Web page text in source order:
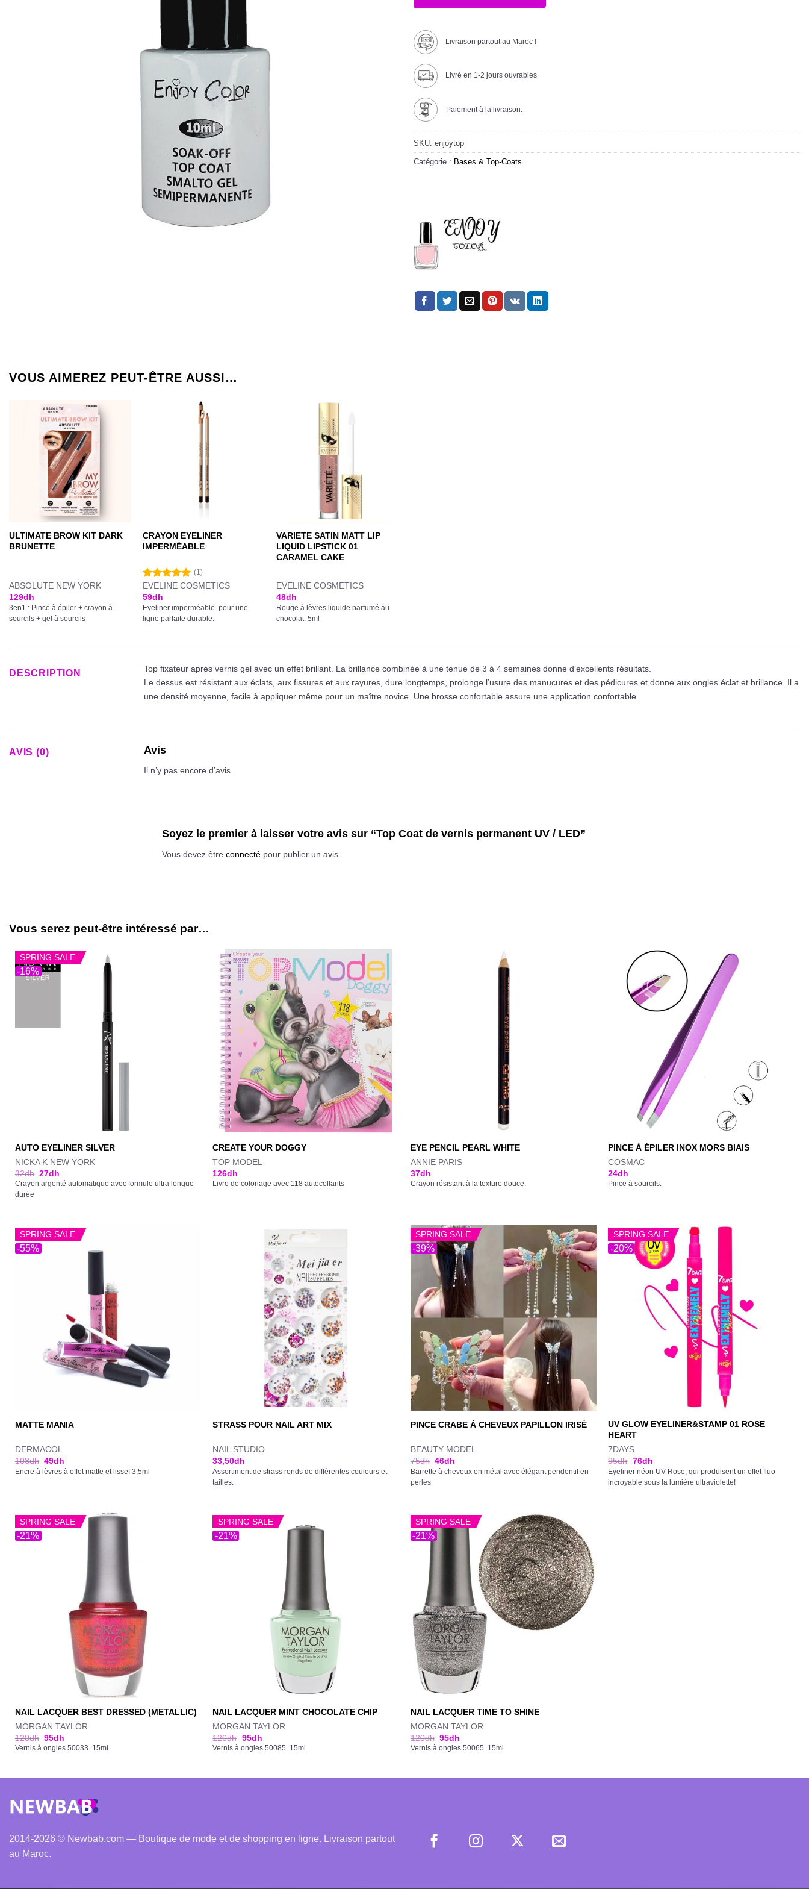
Livraison partout au Maroc !
Livré en 1-2 jours ouvrables
Paiement à la livraison.
SKU: enjoytop
Catégorie : Bases & Top-Coats
VOUS AIMEREZ PEUT-ÊTRE AUSSI…
ULTIMATE BROW KIT DARK
BRUNETTE
ABSOLUTE NEW YORK
129dh
3en1 : Pince à épiler + crayon à
sourcils + gel à sourcils
CRAYON EYELINER
IMPERMÉABLE
Note5.00
sur 5
(1)
EVELINE COSMETICS
59dh
Eyeliner imperméable. pour une
ligne parfaite durable.
VARIETE SATIN MATT LIP
LIQUID LIPSTICK 01
CARAMEL CAKE
EVELINE COSMETICS
48dh
Rouge à lèvres liquide parfumé au
chocolat. 5ml
DESCRIPTION
Top fixateur après vernis gel avec un effet brillant. La brillance combinée à une tenue de 3 à 4 semaines donne d’excellents résultats.
Le dessus est résistant aux éclats, aux fissures et aux rayures, dure longtemps, prolonge l’usure des manucures et des pédicures et donne aux ongles éclat et brillance. Il a
une densité moyenne, facile à appliquer même pour un maître novice. Une brosse confortable assure une application confortable.
AVIS (0) Avis
Il n’y pas encore d’avis.
Soyez le premier à laisser votre avis sur “Top Coat de vernis permanent UV / LED”
Vous devez être connecté pour publier un avis.
Vous serez peut-être intéressé par…
-16%
SPRING SALE
AUTO EYELINER SILVER
NICKA K NEW YORK
32dh 27dh
Crayon argenté automatique avec formule ultra longue
durée
CREATE YOUR DOGGY
TOP MODEL
126dh
Livre de coloriage avec 118 autocollants
EYE PENCIL PEARL WHITE
ANNIE PARIS
37dh
Crayon résistant à la texture douce.
PINCE À ÉPILER INOX MORS BIAIS
COSMAC
24dh
Pince à sourcils.
-55%
SPRING SALE
MATTE MANIA
DERMACOL
108dh 49dh
Encre à lèvres à effet matte et lisse! 3,5ml
STRASS POUR NAIL ART MIX
NAIL STUDIO
33,50dh
Assortiment de strass ronds de différentes couleurs et
tailles.
-39%
SPRING SALE
PINCE CRABE À CHEVEUX PAPILLON IRISÉ
BEAUTY MODEL
75dh 46dh
Barrette à cheveux en métal avec élégant pendentif en
perles
-20%
SPRING SALE
UV GLOW EYELINER&STAMP 01 ROSE
HEART
7DAYS
95dh 76dh
Eyeliner néon UV Rose, qui produisent un effet fluo
incroyable sous la lumière ultraviolette!
-21%
SPRING SALE
NAIL LACQUER BEST DRESSED (METALLIC)
MORGAN TAYLOR
120dh 95dh
Vernis à ongles 50033. 15ml
-21%
SPRING SALE
NAIL LACQUER MINT CHOCOLATE CHIP
MORGAN TAYLOR
120dh 95dh
Vernis à ongles 50085. 15ml
-21%
SPRING SALE
NAIL LACQUER TIME TO SHINE
MORGAN TAYLOR
120dh 95dh
Vernis à ongles 50065. 15ml
2014-2026 © Newbab.com — Boutique de mode et de shopping en ligne. Livraison partout
au Maroc.